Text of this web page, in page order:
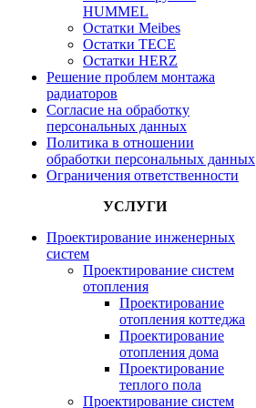
HUMMEL
Остатки Meibes
Остатки ТЕСЕ
Остатки HERZ
Решение проблем монтажа
радиаторов
Согласие на обработку
персональных данных
Политика в отношении
обработки персональных данных
Ограничения ответственности
УСЛУГИ
Проектирование инженерных
систем
Проектирование систем
отопления
Проектирование
отопления коттеджа
Проектирование
отопления дома
Проектирование
теплого пола
Проектирование систем